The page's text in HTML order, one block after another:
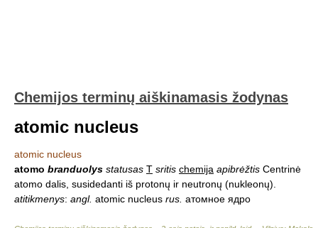
Chemijos terminų aiškinamasis žodynas
atomic nucleus
atomic nucleus
atomo branduolys statusas T sritis chemija apibrėžtis Centrinė
atomo dalis, susidedanti iš protonų ir neutronų (nukleonų).
atitikmenys: angl. atomic nucleus rus. атомное ядро